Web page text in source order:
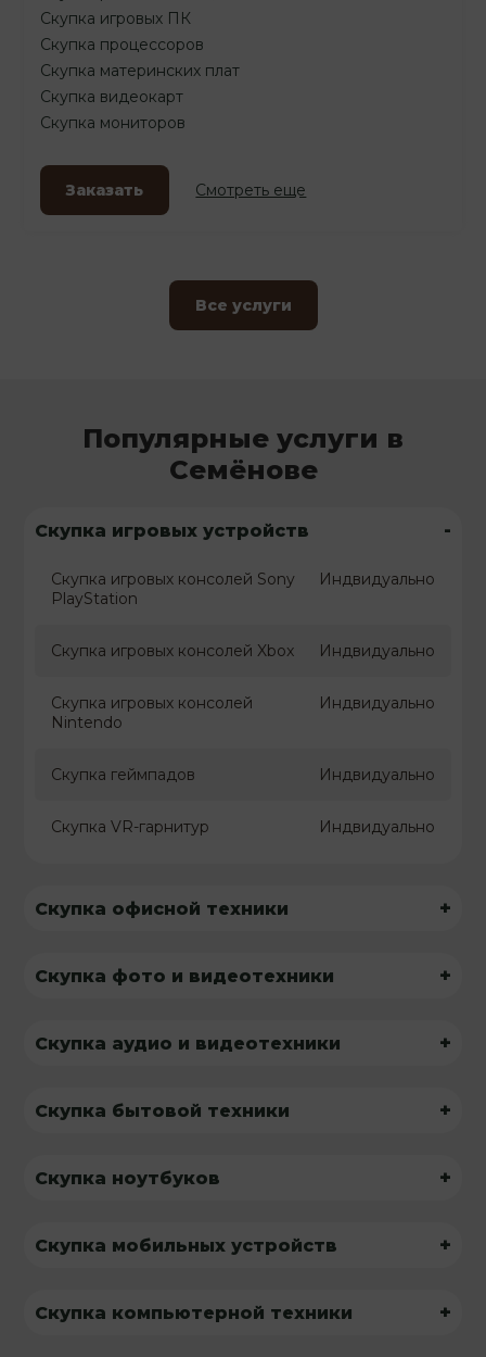
Скупка игровых ПК
Скупка процессоров
Скупка материнских плат
Скупка видеокарт
Скупка мониторов
Заказать Смотреть еще
Все услуги
Популярные услуги в
Семёнове
Скупка игровых устройств -
Скупка игровых консолей Sony
PlayStation
Индвидуально
Скупка игровых консолей Xbox Индвидуально
Скупка игровых консолей
Nintendo
Индвидуально
Скупка геймпадов Индвидуально
Скупка VR-гарнитур Индвидуально
Скупка офисной техники +
Скупка фото и видеотехники +
Скупка аудио и видеотехники +
Скупка бытовой техники +
Скупка ноутбуков +
Скупка мобильных устройств +
Скупка компьютерной техники +